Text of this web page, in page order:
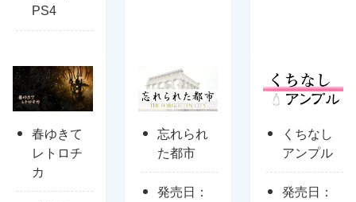
PS4
春ゆきて
レトロチ
カ
忘れられ
た都市
発売日：
くちなし
アンプル
発売日：